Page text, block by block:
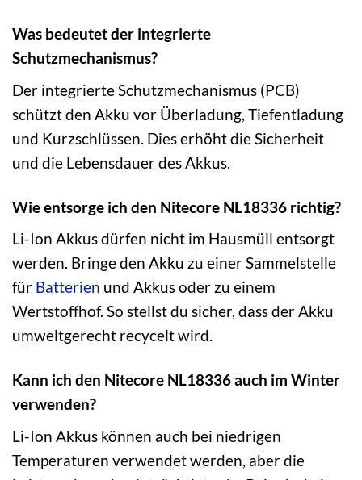
Was bedeutet der integrierte
Schutzmechanismus?
Der integrierte Schutzmechanismus (PCB)
schützt den Akku vor Überladung, Tiefentladung
und Kurzschlüssen. Dies erhöht die Sicherheit
und die Lebensdauer des Akkus.
Wie entsorge ich den Nitecore NL18336 richtig?
Li-Ion Akkus dürfen nicht im Hausmüll entsorgt
werden. Bringe den Akku zu einer Sammelstelle
für Batterien und Akkus oder zu einem
Wertstoffhof. So stellst du sicher, dass der Akku
umweltgerecht recycelt wird.
Kann ich den Nitecore NL18336 auch im Winter
verwenden?
Li-Ion Akkus können auch bei niedrigen
Temperaturen verwendet werden, aber die